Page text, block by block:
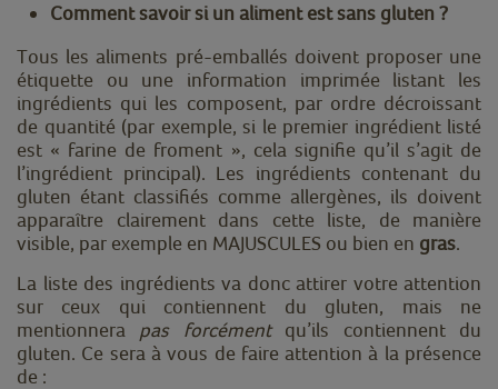
Comment savoir si un aliment est sans gluten ?
Tous les aliments pré-emballés doivent proposer une
étiquette ou une information imprimée listant les
ingrédients qui les composent, par ordre décroissant
de quantité (par exemple, si le premier ingrédient listé
est « farine de froment », cela signifie qu’il s’agit de
l’ingrédient principal). Les ingrédients contenant du
gluten étant classifiés comme allergènes, ils doivent
apparaître clairement dans cette liste, de manière
visible, par exemple en MAJUSCULES ou bien en gras.
La liste des ingrédients va donc attirer votre attention
sur ceux qui contiennent du gluten, mais ne
mentionnera pas forcémentqu’ils contiennent du
gluten. Ce sera à vous de faire attention à la présence
de :